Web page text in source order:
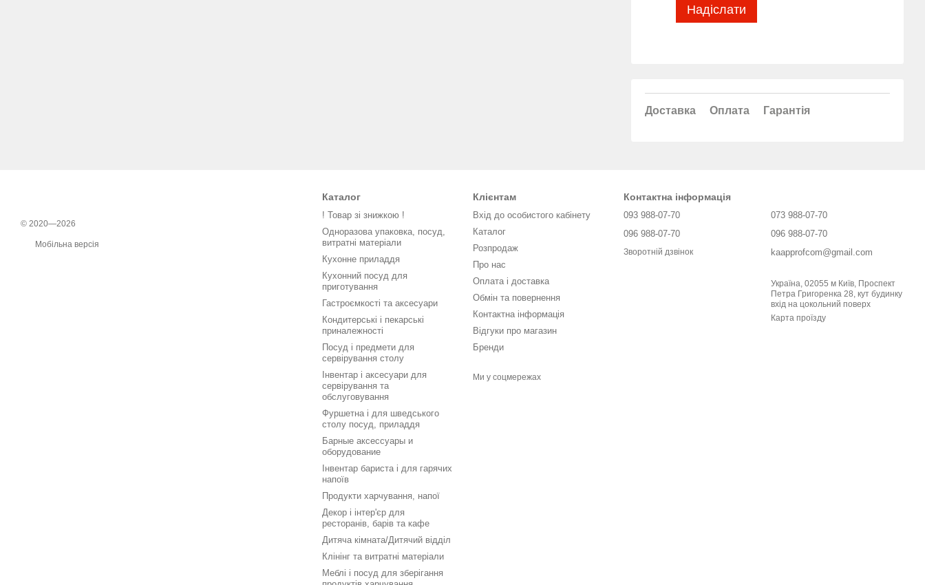
Надіслати
Доставка Оплата Гарантія
© 2020—2026
Мобільна версія
Каталог
! Товар зі знижкою !
Одноразова упаковка, посуд,
витратні матеріали
Кухонне приладдя
Кухонний посуд для
приготування
Гастроємкості та аксесуари
Кондитерські і пекарські
приналежності
Посуд і предмети для
сервірування столу
Інвентар і аксесуари для
сервірування та
обслуговування
Фуршетна і для шведського
столу посуд, приладдя
Барные аксессуары и
оборудование
Інвентар бариста і для гарячих
напоїв
Продукти харчування, напої
Декор і інтер'єр для
ресторанів, барів та кафе
Дитяча кімната/Дитячий відділ
Клінінг та витратні матеріали
Меблі і посуд для зберігання
Клієнтам
Вхід до особистого кабінету
Каталог
Розпродаж
Про нас
Оплата і доставка
Обмін та повернення
Контактна інформація
Відгуки про магазин
Бренди
Ми у соцмережах
Контактна інформація
093 988-07-70
096 988-07-70
Зворотній дзвінок
073 988-07-70
096 988-07-70
kaapprofcom@gmail.com
Україна, 02055 м Київ, Проспект
Петра Григоренка 28, кут будинку
вхід на цокольний поверх
Карта проїзду